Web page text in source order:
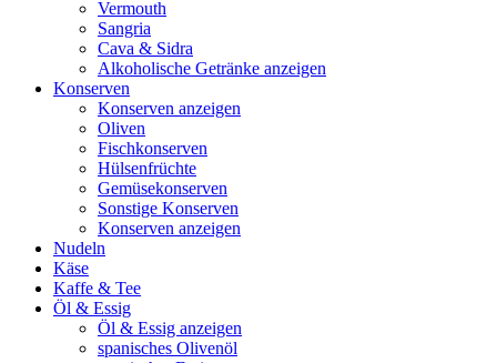
Vermouth
Sangria
Cava & Sidra
Alkoholische Getränke anzeigen
Konserven
Konserven anzeigen
Oliven
Fischkonserven
Hülsenfrüchte
Gemüsekonserven
Sonstige Konserven
Konserven anzeigen
Nudeln
Käse
Kaffe & Tee
Öl & Essig
Öl & Essig anzeigen
spanisches Olivenöl